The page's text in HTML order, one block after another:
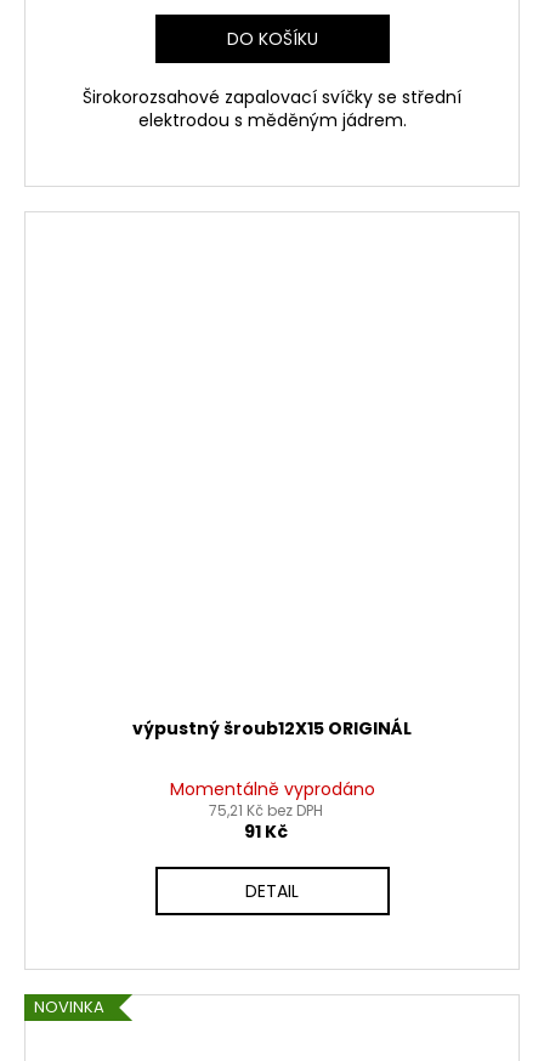
DO KOŠÍKU
Širokorozsahové zapalovací svíčky se střední
elektrodou s měděným jádrem.
výpustný šroub12X15 ORIGINÁL
Momentálně vyprodáno
75,21 Kč bez DPH
91 Kč
DETAIL
NOVINKA